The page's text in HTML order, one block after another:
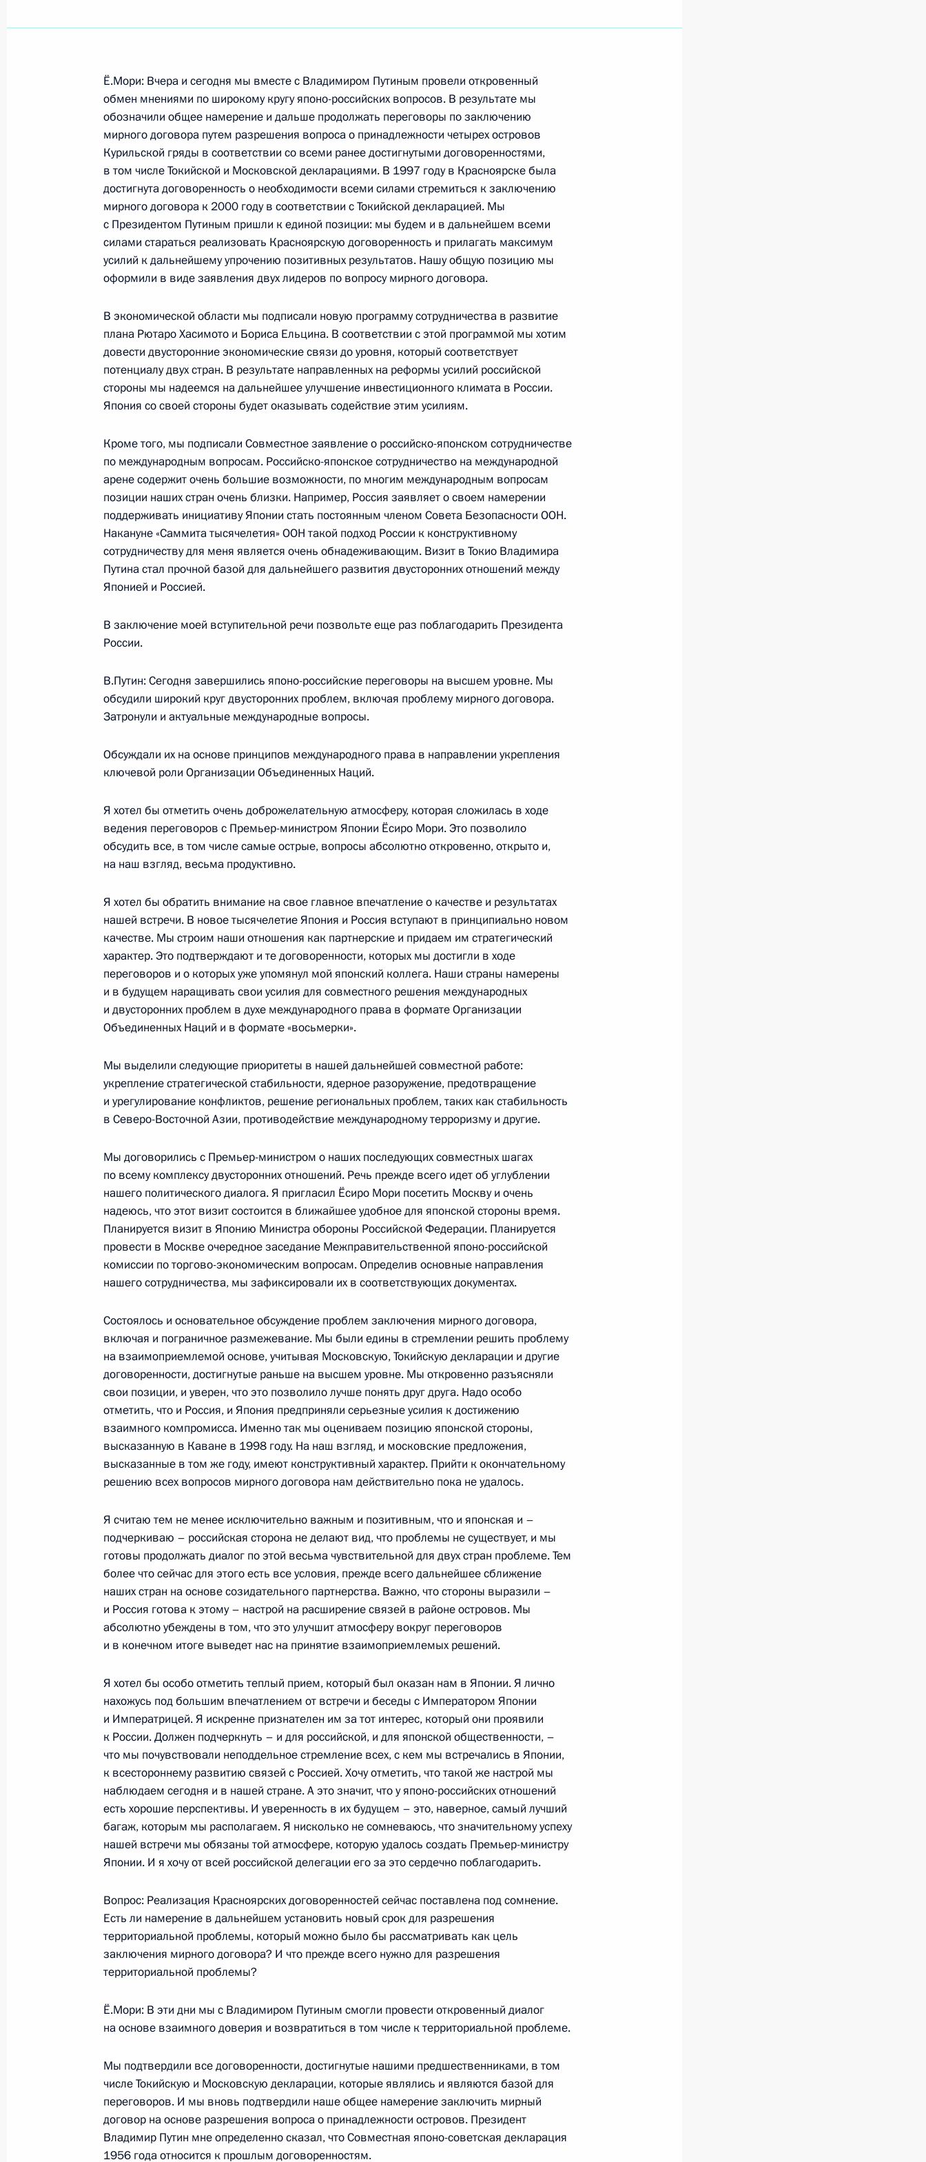
1 октября 2000 года, воскресенье
Интервью индийским средствам массовой информации
и российскому телеканалу РТР
1 октября 2000 года, 00:00
30 сентября 2000 года, суббота
Беседа с журналистами
30 сентября 2000 года, 00:00 Москва, Кремль
29 сентября 2000 года, пятница
Интервью индийскому журналу «Индиа тудей» и еженедельнику
«Раша джорнал»
Вступительное слово на первом заседании президиума
Государственного совета
29 сентября 2000 года, 00:00 Москва, Кремль
28 сентября 2000 года, четверг
Вступительное слово на встрече с полномочными
представителями Президента в федеральных округах
27 сентября 2000 года, среда
Вступительное слово на совещании с членами Совета
Безопасности по вопросам совершенствования государственной
27 сентября 2000 года, 00:00 Москва, Кремль
Выдержки из записи совместной пресс-конференции
с Президентом Армении Робертом Кочаряном
26 сентября 2000 года, 00:02 Москва, Кремль
Начало российско-армянских переговоров в расширенном
составе
25 сентября 2000 года, понедельник
Выдержки из стенографического отчета о пресс-конференции
с Федеральным канцлером ФРГ Герхардом Шрёдером
25 сентября 2000 года, 20:05 Москва, Кремль
21 сентября 2000 года, четверг
Выступление на церемонии вручения верительных грамот
21 сентября 2000 года, 00:00 Москва, Кремль
20 сентября 2000 года, среда
Выступление на церемонии вручения государственных наград
20 сентября 2000 года, 00:00 Москва, Кремль
Выступление на церемонии открытия Еврейского общинного
центра «Бейс Менахем»
18 сентября 2000 года, 00:00 Москва
13 сентября 2000 года, среда
и депутатских объединений Государственной Думы Федерального
Собрания Российской Федерации
13 сентября 2000 года, 00:00 Москва, Кремль
11 сентября 2000 года, понедельник
Вступительное слово на совещании с членами Правительства
11 сентября 2000 года, 00:00 Москва, Кремль
8 сентября 2000 года, пятница
Интервью ведущему телеканала Си-эн-эн Ларри Кингу
8 сентября 2000 года, 00:04 Нью-Йорк
Пресс-конференция по итогам «Саммита тысячелетия»
Выступление на заседании Совета Безопасности ООН
8 сентября 2000 года, 00:01 Нью-Йорк
Ё.Мори: Вчера и сегодня мы вместе с Владимиром Путиным провели откровенный
обмен мнениями по широкому кругу японо-российских вопросов. В результате мы
обозначили общее намерение и дальше продолжать переговоры по заключению
мирного договора путем разрешения вопроса о принадлежности четырех островов
Курильской гряды в соответствии со всеми ранее достигнутыми договоренностями,
в том числе Токийской и Московской декларациями. В 1997 году в Красноярске была
достигнута договоренность о необходимости всеми силами стремиться к заключению
мирного договора к 2000 году в соответствии с Токийской декларацией. Мы
с Президентом Путиным пришли к единой позиции: мы будем и в дальнейшем всеми
силами стараться реализовать Красноярскую договоренность и прилагать максимум
усилий к дальнейшему упрочению позитивных результатов. Нашу общую позицию мы
оформили в виде заявления двух лидеров по вопросу мирного договора.
В экономической области мы подписали новую программу сотрудничества в развитие
плана Рютаро Хасимото и Бориса Ельцина. В соответствии с этой программой мы хотим
довести двусторонние экономические связи до уровня, который соответствует
потенциалу двух стран. В результате направленных на реформы усилий российской
стороны мы надеемся на дальнейшее улучшение инвестиционного климата в России.
Япония со своей стороны будет оказывать содействие этим усилиям.
Кроме того, мы подписали Совместное заявление о российско-японском сотрудничестве
по международным вопросам. Российско-японское сотрудничество на международной
арене содержит очень большие возможности, по многим международным вопросам
позиции наших стран очень близки. Например, Россия заявляет о своем намерении
поддерживать инициативу Японии стать постоянным членом Совета Безопасности ООН.
Накануне «Саммита тысячелетия» ООН такой подход России к конструктивному
сотрудничеству для меня является очень обнадеживающим. Визит в Токио Владимира
Путина стал прочной базой для дальнейшего развития двусторонних отношений между
Японией и Россией.
В заключение моей вступительной речи позвольте еще раз поблагодарить Президента
России.
В.Путин: Сегодня завершились японо-российские переговоры на высшем уровне. Мы
обсудили широкий круг двусторонних проблем, включая проблему мирного договора.
Затронули и актуальные международные вопросы.
Обсуждали их на основе принципов международного права в направлении укрепления
ключевой роли Организации Объединенных Наций.
Я хотел бы отметить очень доброжелательную атмосферу, которая сложилась в ходе
ведения переговоров с Премьер-министром Японии Ёсиро Мори. Это позволило
обсудить все, в том числе самые острые, вопросы абсолютно откровенно, открыто и,
на наш взгляд, весьма продуктивно.
Я хотел бы обратить внимание на свое главное впечатление о качестве и результатах
нашей встречи. В новое тысячелетие Япония и Россия вступают в принципиально новом
качестве. Мы строим наши отношения как партнерские и придаем им стратегический
характер. Это подтверждают и те договоренности, которых мы достигли в ходе
переговоров и о которых уже упомянул мой японский коллега. Наши страны намерены
и в будущем наращивать свои усилия для совместного решения международных
и двусторонних проблем в духе международного права в формате Организации
Объединенных Наций и в формате «восьмерки».
Мы выделили следующие приоритеты в нашей дальнейшей совместной работе:
укрепление стратегической стабильности, ядерное разоружение, предотвращение
и урегулирование конфликтов, решение региональных проблем, таких как стабильность
в Северо-Восточной Азии, противодействие международному терроризму и другие.
Мы договорились с Премьер-министром о наших последующих совместных шагах
по всему комплексу двусторонних отношений. Речь прежде всего идет об углублении
нашего политического диалога. Я пригласил Ёсиро Мори посетить Москву и очень
надеюсь, что этот визит состоится в ближайшее удобное для японской стороны время.
Планируется визит в Японию Министра обороны Российской Федерации. Планируется
провести в Москве очередное заседание Межправительственной японо-российской
комиссии по торгово-экономическим вопросам. Определив основные направления
нашего сотрудничества, мы зафиксировали их в соответствующих документах.
Состоялось и основательное обсуждение проблем заключения мирного договора,
включая и пограничное размежевание. Мы были едины в стремлении решить проблему
на взаимоприемлемой основе, учитывая Московскую, Токийскую декларации и другие
договоренности, достигнутые раньше на высшем уровне. Мы откровенно разъясняли
свои позиции, и уверен, что это позволило лучше понять друг друга. Надо особо
отметить, что и Россия, и Япония предприняли серьезные усилия к достижению
взаимного компромисса. Именно так мы оцениваем позицию японской стороны,
высказанную в Каване в 1998 году. На наш взгляд, и московские предложения,
высказанные в том же году, имеют конструктивный характер. Прийти к окончательному
решению всех вопросов мирного договора нам действительно пока не удалось.
Я считаю тем не менее исключительно важным и позитивным, что и японская и –
подчеркиваю – российская сторона не делают вид, что проблемы не существует, и мы
готовы продолжать диалог по этой весьма чувствительной для двух стран проблеме. Тем
более что сейчас для этого есть все условия, прежде всего дальнейшее сближение
наших стран на основе созидательного партнерства. Важно, что стороны выразили –
и Россия готова к этому – настрой на расширение связей в районе островов. Мы
абсолютно убеждены в том, что это улучшит атмосферу вокруг переговоров
и в конечном итоге выведет нас на принятие взаимоприемлемых решений.
Я хотел бы особо отметить теплый прием, который был оказан нам в Японии. Я лично
нахожусь под большим впечатлением от встречи и беседы с Императором Японии
и Императрицей. Я искренне признателен им за тот интерес, который они проявили
к России. Должен подчеркнуть – и для российской, и для японской общественности, –
что мы почувствовали неподдельное стремление всех, с кем мы встречались в Японии,
к всестороннему развитию связей с Россией. Хочу отметить, что такой же настрой мы
наблюдаем сегодня и в нашей стране. А это значит, что у японо-российских отношений
есть хорошие перспективы. И уверенность в их будущем – это, наверное, самый лучший
багаж, которым мы располагаем. Я нисколько не сомневаюсь, что значительному успеху
нашей встречи мы обязаны той атмосфере, которую удалось создать Премьер-министру
Японии. И я хочу от всей российской делегации его за это сердечно поблагодарить.
Вопрос: Реализация Красноярских договоренностей сейчас поставлена под сомнение.
Есть ли намерение в дальнейшем установить новый срок для разрешения
территориальной проблемы, который можно было бы рассматривать как цель
заключения мирного договора? И что прежде всего нужно для разрешения
территориальной проблемы?
Ё.Мори: В эти дни мы с Владимиром Путиным смогли провести откровенный диалог
на основе взаимного доверия и возвратиться в том числе к территориальной проблеме.
Мы подтвердили все договоренности, достигнутые нашими предшественниками, в том
числе Токийскую и Московскую декларации, которые являлись и являются базой для
переговоров. И мы вновь подтвердили наше общее намерение заключить мирный
договор на основе разрешения вопроса о принадлежности островов. Президент
Владимир Путин мне определенно сказал, что Совместная японо-советская декларация
1956 года относится к прошлым договоренностям.